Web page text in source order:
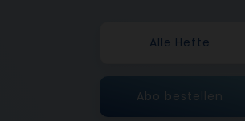
Alle Hefte
Abo bestellen